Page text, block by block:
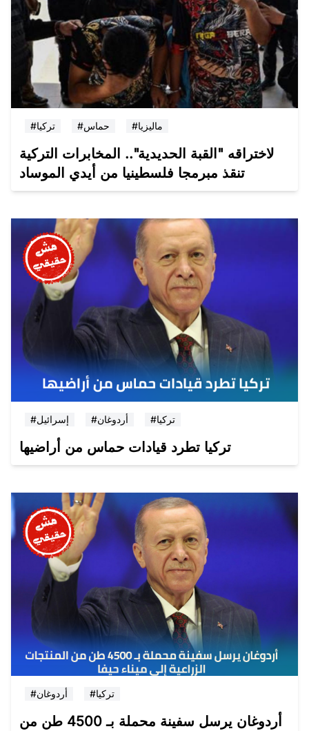
#تركيا #حماس #ماليزيا
لاختراقه "القبة الحديدية".. المخابرات التركية
تنقذ مبرمجا فلسطينيا من أيدي الموساد
#إسرائيل #أردوغان #تركيا
تركيا تطرد قيادات حماس من أراضيها
#أردوغان #تركيا
أردوغان يرسل سفينة محملة بـ 4500 طن من